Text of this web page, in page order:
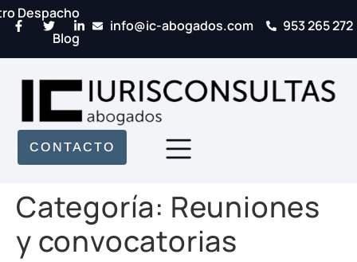
Despacho
Blog
info@ic-abogados.com 953 265 272
CONTACTO
Categoría: Reuniones
y convocatorias